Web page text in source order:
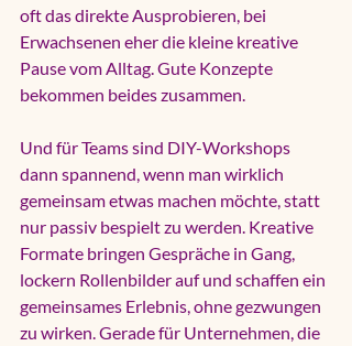
oft das direkte Ausprobieren, bei
Erwachsenen eher die kleine kreative
Pause vom Alltag. Gute Konzepte
bekommen beides zusammen.
Und für Teams sind DIY-Workshops
dann spannend, wenn man wirklich
gemeinsam etwas machen möchte, statt
nur passiv bespielt zu werden. Kreative
Formate bringen Gespräche in Gang,
lockern Rollenbilder auf und schaffen ein
gemeinsames Erlebnis, ohne gezwungen
zu wirken. Gerade für Unternehmen, die